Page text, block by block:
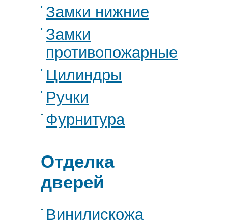
Замки нижние
Замки
противопожарные
Цилиндры
Ручки
Фурнитура
Отделка
дверей
Винилискожа